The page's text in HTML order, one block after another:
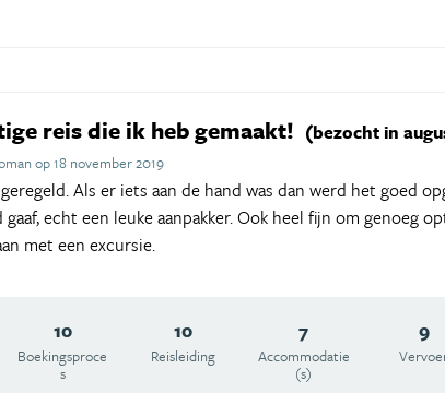
reis die ik heb gemaakt! (bezocht in
op 18 november 2019
Als er iets aan de hand was dan werd het goed
echt een leuke aanpakker. Ook heel fijn om genoeg
met een excursie.
10
Boekingsproce
s
10
Reisleiding
7
Accommodatie
(s)
9